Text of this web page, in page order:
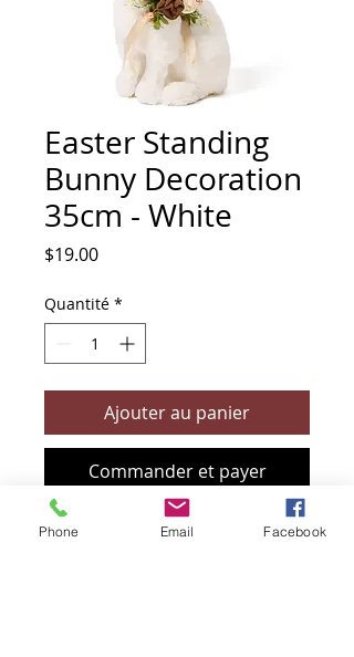
Easter Standing
Bunny Decoration
35cm - White
$19.00Prix
Quantité *
Ajouter au panier
Commander et payer
Phone Email Facebook